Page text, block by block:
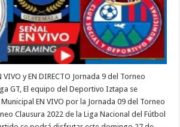
y EN DIRECTO Jornada 9 del Torneo
GT, El equipo del Deportivo Iztapa se
EN VIVO por la Jornada 09 del Torneo
Clausura 2022 de la Liga Nacional del Fútbol